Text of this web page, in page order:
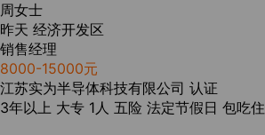
周女士
昨天 经济开发区
销售经理
8000-15000元
江苏实为半导体科技有限公司 认证
3年以上 大专 1人 五险 法定节假日 包吃住